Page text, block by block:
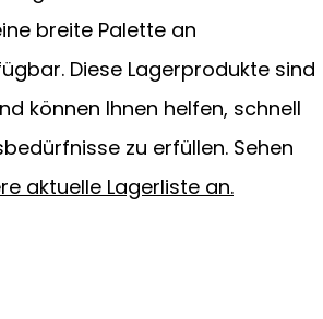
breite Palette an
Diese Lagerprodukte sind
können Ihnen helfen, schnell
zu erfüllen. Sehen
aktuelle Lagerliste an.